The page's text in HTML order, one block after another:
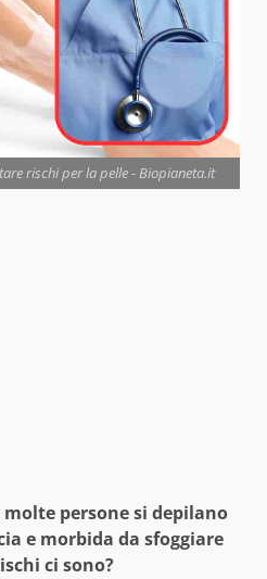
rischi per la pelle - Biopianeta.it
molte persone si depilano
e morbida da sfoggiare
ci sono?